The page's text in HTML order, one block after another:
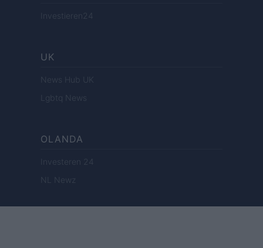
Investieren24
UK
News Hub UK
Lgbtq News
OLANDA
Investeren 24
NL Newz